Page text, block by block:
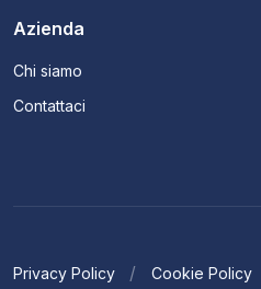
Azienda
Chi siamo
Contattaci
Privacy Policy
Cookie Policy